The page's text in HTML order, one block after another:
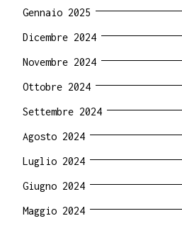
Gennaio 2025
Dicembre 2024
Novembre 2024
Ottobre 2024
Settembre 2024
Agosto 2024
Luglio 2024
Giugno 2024
Maggio 2024